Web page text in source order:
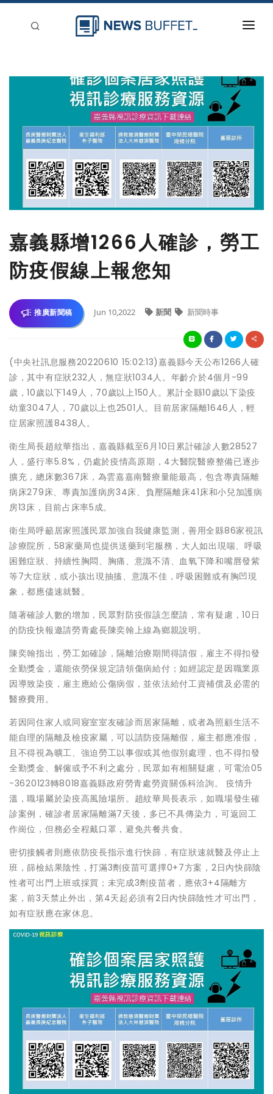
刊登
嘉義縣增1266人確診，勞工
防疫假線上報您知
推廣新聞稿 Jun 10,2022 新聞 新聞時事
(中央社訊息服務20220610 15:02:13)嘉義縣今天公布1266人確
診，其中有症狀232人，無症狀1034人。年齡介於4個月-99
歲，10歲以下149人，70歲以上150人。累計全縣10歲以下染疫
幼童3047人，70歲以上也2501人。目前居家隔離1646人，輕
症居家照護8438人。
衛生局長趙紋華指出，嘉義縣截至6月10日累計確診人數28527
人，盛行率5.8%，仍處於疫情高原期，4大醫院醫療整備已逐步
擴充，總床數367床，為雲嘉嘉南醫療量能最高，包含專責隔離
病床279床、專責加護病房34床、負壓隔離床41床和小兒加護病
房13床，目前占床率5成。
衛生局呼籲居家照護民眾加強自我健康監測，善用全縣86家視訊
診療院所，58家藥局也提供送藥到宅服務，大人如出現喘、呼吸
困難症狀、持續性胸悶、胸痛、意識不清、血氧下降和嘴唇發紫
等7大症狀，或小孩出現抽搐、意識不佳，呼吸困難或有胸凹現
象，都應儘速就醫。
隨著確診人數的增加，民眾對防疫假該怎麼請，常有疑慮，10日
的防疫快報邀請勞青處長陳奕翰上線為鄉親說明。
陳奕翰指出，勞工如確診，隔離治療期間得請假，雇主不得扣發
全勤獎金，還能依勞保規定請領傷病給付；如經認定是因職業原
因導致染疫，雇主應給公傷病假，並依法給付工資補償及必需的
醫療費用。
若因同住家人或同寢室室友確診而居家隔離，或者為照顧生活不
能自理的隔離及檢疫家屬，可以請防疫隔離假，雇主都應准假，
且不得視為曠工、強迫勞工以事假或其他假別處理，也不得扣發
全勤獎金、解僱或予不利之處分，民眾如有相關疑慮，可電洽05
-3620123轉8018嘉義縣政府勞青處勞資關係科洽詢。 疫情升
溫，職場屬於染疫高風險場所。趙紋華局長表示，如職場發生確
診案例，確診者居家隔離滿7天後，多已不具傳染力，可返回工
作崗位，但務必全程戴口罩，避免共餐共食。
密切接觸者則應依防疫長指示進行快篩，有症狀速就醫及停止上
班，篩檢結果陰性，打滿3劑疫苗可選擇0+7方案，2日內快篩陰
性者可出門上班或採買；未完成3劑疫苗者，應依3+4隔離方
案，前3天禁止外出，第4天起必須有2日內快篩陰性才可出門，
如有症狀應在家休息。